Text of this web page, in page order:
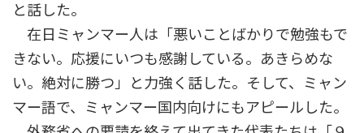
と話した。
在日ミャンマー人は「悪いことばかりで勉強もで
きない。応援にいつも感謝している。あきらめな
い。絶対に勝つ」と力強く話した。そして、ミャン
マー語で、ミャンマー国内向けにもアピールした。